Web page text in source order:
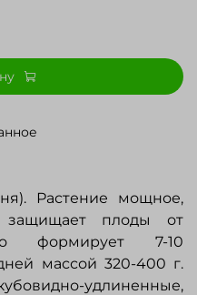
Растение мощное,
защищает плоды от
формирует 7-10
массой 320-400 г.
удлиненные,